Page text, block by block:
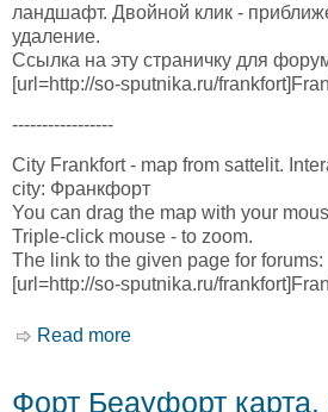
ландшафт. Двойной клик -
удаление.
Ссылка на эту страничку для
[url=http://so-sputnika.ru/
-----------------
City Frankfort - map from sattelit.
city: Франкфорт
You can drag the map with your
Triple-click mouse - to zoom.
The link to the given page for forums:
[url=http://so-sputnika.ru/
Read more
Форт Беауфорт